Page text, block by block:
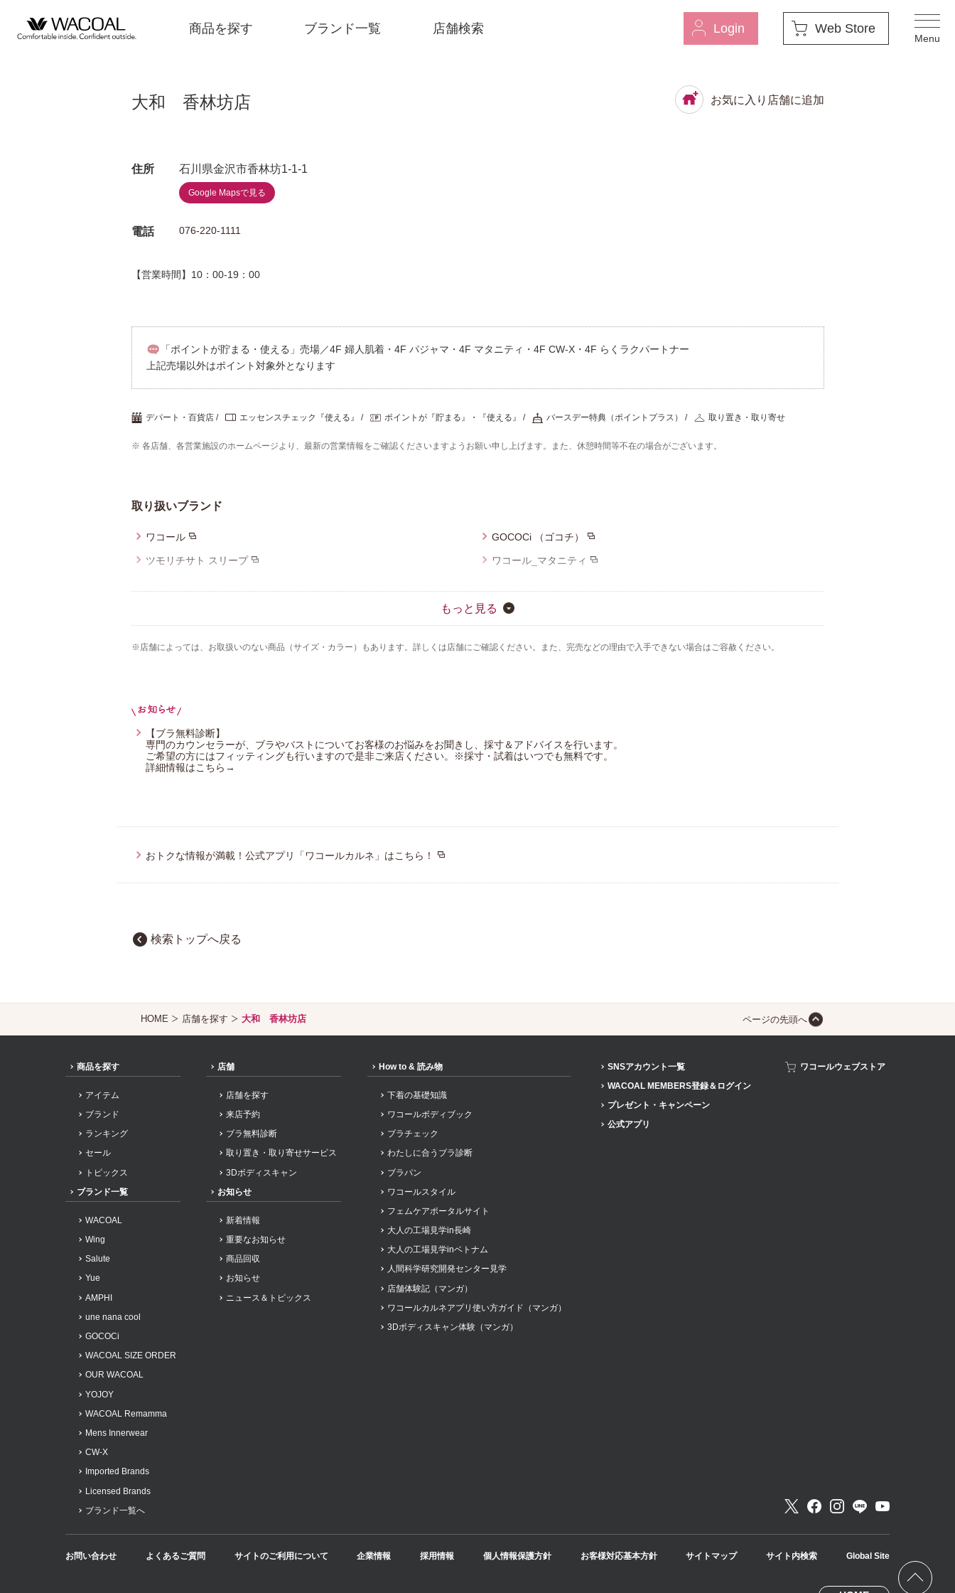
Login Web Store
商品を探す ブランド一覧 店舗検索
ブランド一覧
店舗検索
新着情報
重要なお知らせ
お知らせ
ワコールウェブストア
ニュース＆トピックス
企業情報
プレゼント・キャンペーン
お問い合わせ
大和 香林坊店 お気に入り店舗に追加
住所 石川県金沢市香林坊1-1-1
Google Mapsで見る
電話 076-220-1111
【営業時間】10：00-19：00
「ポイントが貯まる・使える」売場／4F 婦人肌着・4F パジャマ・4F マタニティ・4F CW-X・4F らくラクパートナー
上記売場以外はポイント対象外となります
デパート・百貨店 エッセンスチェック『使える』 ポイントが『貯まる』・『使える』 バースデー特典（ポイントプラス） 取り置き・取り寄せ
※ 各店舗、各営業施設のホームページより、最新の営業情報をご確認くださいますようお願い申し上げます。また、休憩時間等不在の場合がございます。
取り扱いブランド
ワコール GOCOCi （ゴコチ）
ツモリチサト スリープ ワコール_マタニティ
Yue（ユエ）
ワコール_カルソン ワコール／サクセスウォーク
もっと見る
※店舗によっては、お取扱いのない商品（サイズ・カラー）もあります。詳しくは店舗にご確認ください。また、完売などの理由で入手できない場合はご容赦ください。
【ブラ無料診断】
専門のカウンセラーが、ブラやバストについてお客様のお悩みをお聞きし、採寸＆アドバイスを行います。
ご希望の方にはフィッティングも行いますので是非ご来店ください。※採寸・試着はいつでも無料です。
詳細情報はこちら→
おトクな情報が満載！公式アプリ「ワコールカルネ」はこちら！
検索トップへ戻る
HOME 店舗を探す 大和 香林坊店 ページの先頭へ
商品を探す
アイテム
ブランド
ランキング
セール
トピックス
ブランド一覧
WACOAL
Wing
Salute
Yue
AMPHI
une nana cool
GOCOCi
WACOAL SIZE ORDER
OUR WACOAL
YOJOY
WACOAL Remamma
Mens Innerwear
CW-X
Imported Brands
Licensed Brands
ブランド一覧へ
店舗
店舗を探す
来店予約
ブラ無料診断
取り置き・取り寄せサービス
3Dボディスキャン
お知らせ
新着情報
重要なお知らせ
商品回収
お知らせ
ニュース＆トピックス
How to & 読み物
下着の基礎知識
ワコールボディブック
ブラチェック
わたしに合うブラ診断
ブラパン
ワコールスタイル
フェムケアポータルサイト
大人の工場見学in長崎
大人の工場見学inベトナム
人間科学研究開発センター見学
店舗体験記（マンガ）
ワコールカルネアプリ使い方ガイド（マンガ）
3Dボディスキャン体験（マンガ）
SNSアカウント一覧
WACOAL MEMBERS登録＆ログイン
プレゼント・キャンペーン
公式アプリ
ワコールウェブストア
お問い合わせ よくあるご質問 サイトのご利用について 企業情報 採用情報 個人情報保護方針 お客様対応基本方針 サイトマップ サイト内検索 Global Site